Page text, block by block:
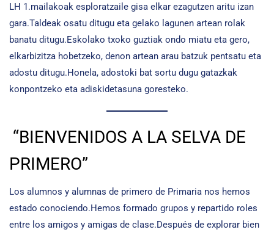
LH 1.mailakoak esploratzaile gisa elkar ezagutzen aritu izan
gara.Taldeak osatu ditugu eta gelako lagunen artean rolak
banatu ditugu.Eskolako txoko guztiak ondo miatu eta gero,
elkarbizitza hobetzeko, denon artean arau batzuk pentsatu eta
adostu ditugu.Honela, adostoki bat sortu dugu gatazkak
konpontzeko eta adiskidetasuna goresteko.
“BIENVENIDOS A LA SELVA DE
PRIMERO”
Los alumnos y alumnas de primero de Primaria nos hemos
estado conociendo.Hemos formado grupos y repartido roles
entre los amigos y amigas de clase.Después de explorar bien